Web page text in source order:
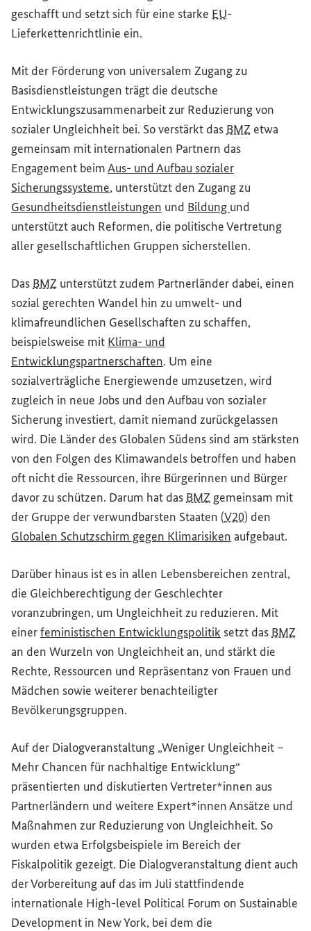
geschafft und setzt sich für eine starke EU-
Lieferkettenrichtlinie ein.
Mit der Förderung von universalem Zugang zu
Basisdienstleistungen trägt die deutsche
Entwicklungszusammenarbeit zur Reduzierung von
sozialer Ungleichheit bei. So verstärkt das BMZ etwa
gemeinsam mit internationalen Partnern das
Engagement beimAus- und Aufbau sozialer
Sicherungssysteme, unterstützt den Zugang zu
Gesundheitsdienstleistungen und Bildung und
unterstützt auch Reformen, die politische Vertretung
aller gesellschaftlichen Gruppen sicherstellen.
Das BMZ unterstützt zudem Partnerländer dabei, einen
sozial gerechten Wandel hin zu umwelt- und
klimafreundlichen Gesellschaften zu schaffen,
beispielsweise mit Klima- und
Entwicklungspartnerschaften. Um eine
sozialverträgliche Energiewende umzusetzen, wird
zugleich in neue Jobs und den Aufbau von sozialer
Sicherung investiert, damit niemand zurückgelassen
wird. Die Länder des Globalen Südens sind am stärksten
von den Folgen des Klimawandels betroffen und haben
oft nicht die Ressourcen, ihre Bürgerinnen und Bürger
davor zu schützen. Darum hat das BMZ gemeinsam mit
der Gruppe der verwundbarsten Staaten (V20) den
Globalen Schutzschirm gegen Klimarisiken aufgebaut.
Darüber hinaus ist es in allen Lebensbereichen zentral,
die Gleichberechtigung der Geschlechter
voranzubringen, um Ungleichheit zu reduzieren. Mit
einerfeministischen Entwicklungspolitik setzt das BMZ
an den Wurzeln von Ungleichheit an, und stärkt die
Rechte, Ressourcen und Repräsentanz von Frauen und
Mädchen sowie weiterer benachteiligter
Bevölkerungsgruppen.
Auf der Dialogveranstaltung „Weniger Ungleichheit –
Mehr Chancen für nachhaltige Entwicklung“
präsentierten und diskutierten Vertreter*innen aus
Partnerländern und weitere Expert*innen Ansätze und
Maßnahmen zur Reduzierung von Ungleichheit. So
wurden etwa Erfolgsbeispiele im Bereich der
Fiskalpolitik gezeigt. Die Dialogveranstaltung dient auch
der Vorbereitung auf das im Juli stattfindende
internationale High-level Political Forum on Sustainable
Development in New York, bei dem die